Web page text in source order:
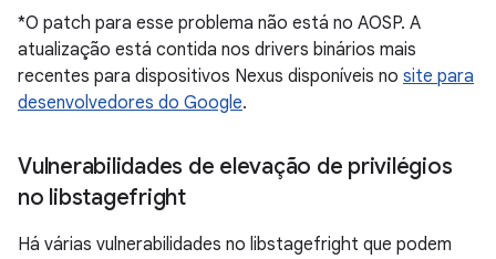
*O patch para esse problema não está no AOSP. A
atualização está contida nos drivers binários mais
recentes para dispositivos Nexus disponíveis no site para
desenvolvedores do Google.
Vulnerabilidades de elevação de privilégios
no libstagefright
Há várias vulnerabilidades no libstagefright que podem